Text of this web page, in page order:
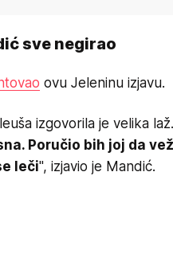
sve negirao
ovu Jeleninu izjavu.
izgovorila je velika laž.
Poručio bih joj da
leči", izjavio je Mandić.